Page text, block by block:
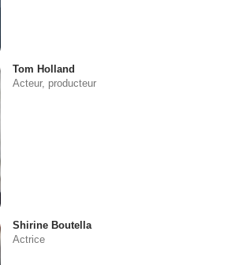
Tom Holland
Acteur, producteur
Shirine Boutella
Actrice